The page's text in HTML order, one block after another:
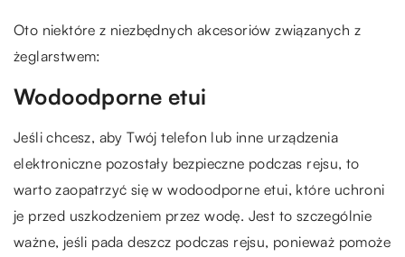
Oto niektóre z niezbędnych akcesoriów związanych z
żeglarstwem:
Wodoodporne etui
Jeśli chcesz, aby Twój telefon lub inne urządzenia
elektroniczne pozostały bezpieczne podczas rejsu, to
warto zaopatrzyć się w wodoodporne etui, które uchroni
je przed uszkodzeniem przez wodę. Jest to szczególnie
ważne, jeśli pada deszcz podczas rejsu, ponieważ pomoże